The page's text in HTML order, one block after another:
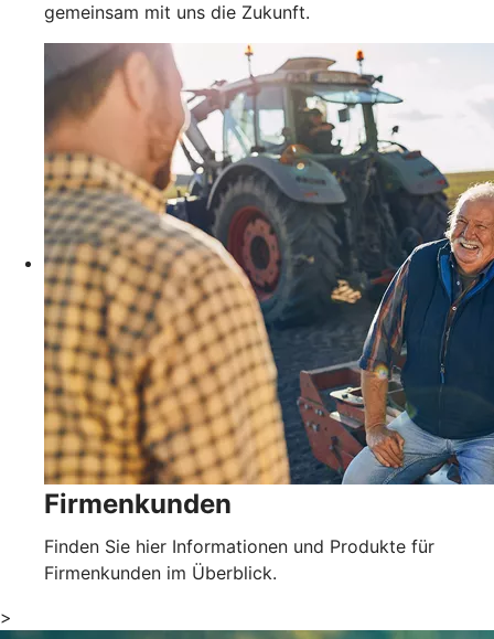
gemeinsam mit uns die Zukunft.
Firmenkunden
Finden Sie hier Informationen und Produkte für
Firmenkunden im Überblick.
>